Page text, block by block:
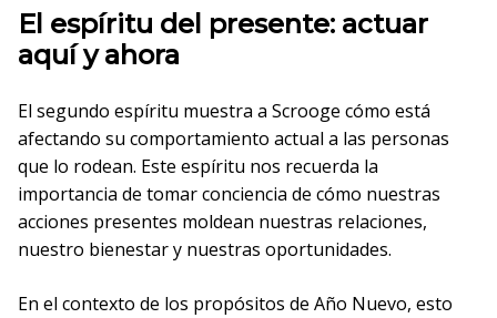
El espíritu del presente: actuar
aquí y ahora
El segundo espíritu muestra a Scrooge cómo está
afectando su comportamiento actual a las personas
que lo rodean. Este espíritu nos recuerda la
importancia de tomar conciencia de cómo nuestras
acciones presentes moldean nuestras relaciones,
nuestro bienestar y nuestras oportunidades.
En el contexto de los propósitos de Año Nuevo, esto